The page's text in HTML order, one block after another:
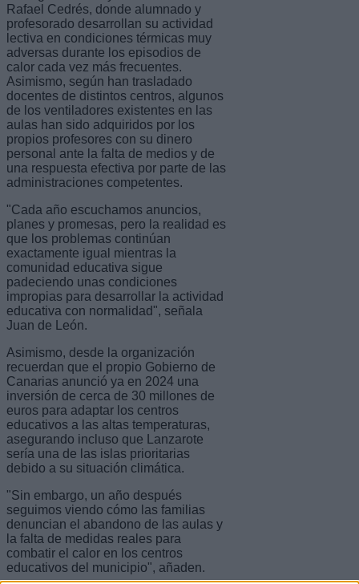
Rafael Cedrés, donde alumnado y
profesorado desarrollan su actividad
lectiva en condiciones térmicas muy
adversas durante los episodios de
calor cada vez más frecuentes.
Asimismo, según han trasladado
docentes de distintos centros, algunos
de los ventiladores existentes en las
aulas han sido adquiridos por los
propios profesores con su dinero
personal ante la falta de medios y de
una respuesta efectiva por parte de las
administraciones competentes.
"Cada año escuchamos anuncios,
planes y promesas, pero la realidad es
que los problemas continúan
exactamente igual mientras la
comunidad educativa sigue
padeciendo unas condiciones
impropias para desarrollar la actividad
educativa con normalidad", señala
Juan de León.
Asimismo, desde la organización
recuerdan que el propio Gobierno de
Canarias anunció ya en 2024 una
inversión de cerca de 30 millones de
euros para adaptar los centros
educativos a las altas temperaturas,
asegurando incluso que Lanzarote
sería una de las islas prioritarias
debido a su situación climática.
"Sin embargo, un año después
seguimos viendo cómo las familias
denuncian el abandono de las aulas y
la falta de medidas reales para
combatir el calor en los centros
educativos del municipio", añaden.